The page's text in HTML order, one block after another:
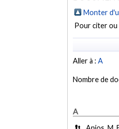
Monter
Pour citer
Aller à :A
Nombre de
A